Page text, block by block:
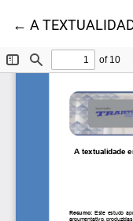
←Voltar aos
A